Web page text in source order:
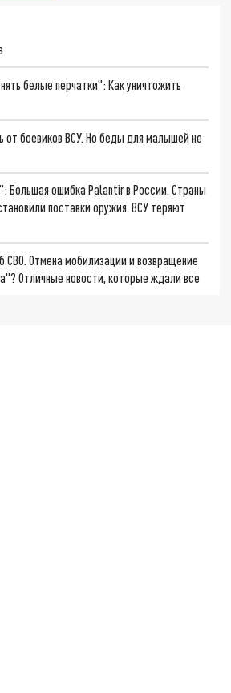
белые перчатки": Как уничтожить
от боевиков ВСУ. Но беды для малышей не
Большая ошибка Palantir в России. Страны
поставки оружия. ВСУ теряют
СВО. Отмена мобилизации и возвращение
Отличные новости, которые ждали все